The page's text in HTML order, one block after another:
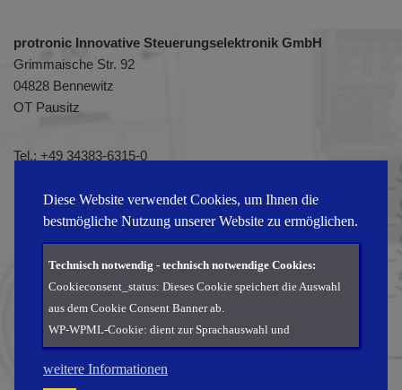
Diese Website verwendet Cookies, um Ihnen die
bestmögliche Nutzung unserer Website zu ermöglichen.
Technisch notwendig - technisch notwendige Cookies:
Cookieconsent_status: Dieses Cookie speichert die Auswahl
aus dem Cookie Consent Banner ab.
WP-WPML-Cookie: dient zur Sprachauswahl und
Übersetzung der Seite.
weitere Informationen
protronic Innovative Steuerungselektronik GmbH
Grimmaische Str. 92
04828 Bennewitz
OT Pausitz
Tel.: +49 34383-6315-0
E-Mail:info@protronic-gmbh.de